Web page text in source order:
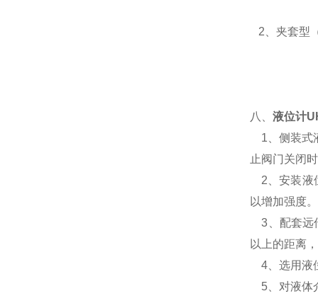
2 、夹套型
八、 液位计
1、侧装式
止阀门关闭
2、安装液
以增加强度。
3、配套远
以上的距离
4、选用液
5、对液体